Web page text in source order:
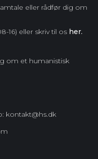
eller rådfør dig om
16) eller skriv til os her.
om et humanistisk
kontakt@hs.dk